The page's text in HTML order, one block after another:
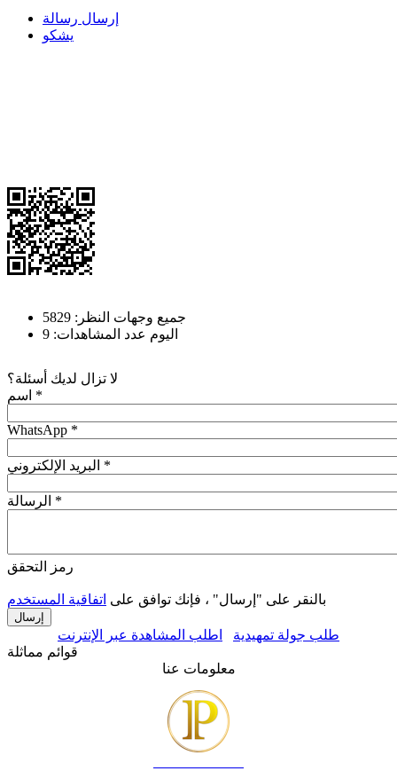
إرسال رسالة
يشكو
جميع وجهات النظر: 5829
اليوم عدد المشاهدات: 9
لا تزال لديك أسئلة؟
*
WhatsApp *
*
*
رمز التحقق
بالنقر على "إرسال" ، فإنك توافق على اتفاقية المستخدم
طلب جولة تمهيدية
اطلب المشاهدة عبر الإنترنت
قوائم مماثلة
معلومات عنا